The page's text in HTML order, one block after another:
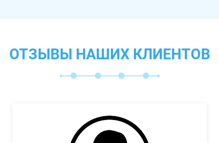
ОТЗЫВЫ НАШИХ КЛИЕНТОВ